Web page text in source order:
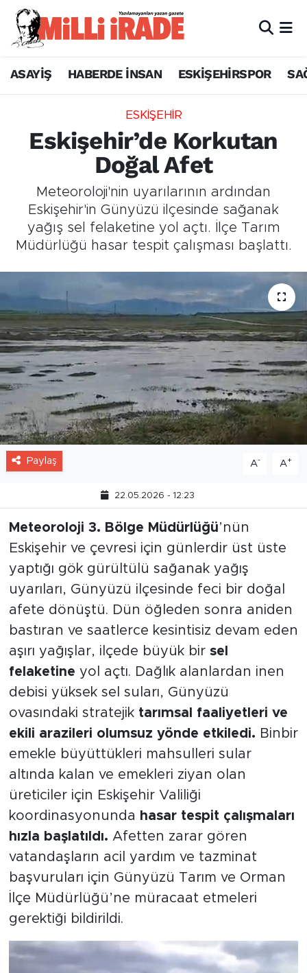
ASAYİŞ HABERDE İNSAN ESKİŞEHİRSPOR
ESKİŞEHİR
Eskişehir’de Korkutan
Doğal Afet
Meteoroloji'nin uyarılarının ardından
Eskişehir'in Günyüzü ilçesinde sağanak
yağış sel felaketine yol açtı. İlçe Tarım
Müdürlüğü hasar tespit çalışması başlattı.
Paylaş A- A+
22.05.2026 - 12:23
Meteoroloji 3. Bölge Müdürlüğü’nün
Eskişehir ve çevresi için günlerdir üst üste
yaptığı gök gürültülü sağanak yağış
uyarıları, Günyüzü ilçesinde feci bir doğal
afete dönüştü. Dün öğleden sonra aniden
bastıran ve saatlerce kesintisiz devam eden
aşırı yağışlar, ilçede büyük bir sel
felaketine yol açtı. Dağlık alanlardan inen
debisi yüksek sel suları, Günyüzü
ovasındaki stratejik tarımsal faaliyetleri ve
ekili arazileri olumsuz yönde etkiledi. Binbir
emekle büyüttükleri mahsulleri sular
altında kalan ve emekleri ziyan olan
üreticiler için Eskişehir Valiliği
koordinasyonunda hasar tespit çalışmaları
hızla başlatıldı. Afetten zarar gören
vatandaşların acil yardım ve tazminat
başvuruları için Günyüzü Tarım ve Orman
İlçe Müdürlüğü’ne müracaat etmeleri
gerektiği bildirildi.